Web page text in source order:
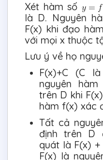
Xét hàm số
là D. Nguyên
F(x) khi đạo
với mọi x thuộc
Lưu ý về họ
F(x)+C (C
nguyên
trên D khi
hàm f(x) xác
Tất cả
định trên D
quát là F(x) +
F(x) là